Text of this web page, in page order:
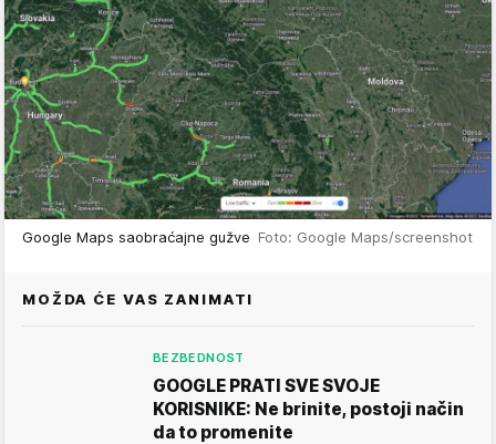
Google Maps saobraćajne gužve Foto: Google Maps/screenshot
MOŽDA ĆE VAS ZANIMATI
BEZBEDNOST
GOOGLE PRATI SVE SVOJE
KORISNIKE: Ne brinite, postoji način
da to promenite